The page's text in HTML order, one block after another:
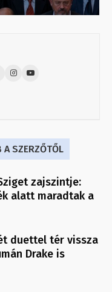
A SZERZŐTŐL
zajszintje:
alatt maradtak a
duettel tér vissza
Drake is